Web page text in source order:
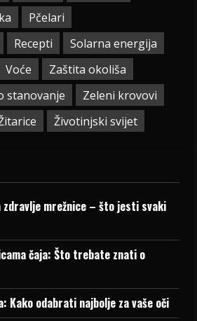
Pčelari
Recepti
Solarna energija
Voće
Zaštita okoliša
stanovanje
Zeleni krovovi
Životinjski svijet
zdravlje mrežnice – što jesti svaki
čaja: Što trebate znati o
Kako odabrati najbolje za vaše oči